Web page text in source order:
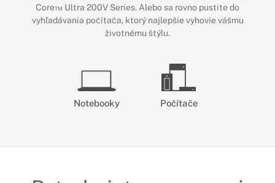
Core™ Ultra 200V Series. Alebo sa rovno pustite do
vyhľadávania počítača, ktorý najlepšie vyhovie vášmu
životnému štýlu.
Notebooky Počítače